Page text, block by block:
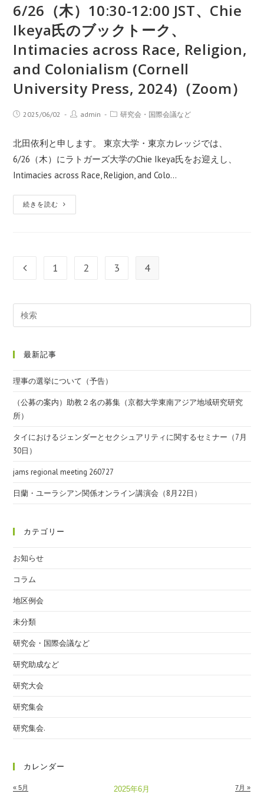
6/26（木）10:30-12:00 JST、Chie
Ikeya氏のブックトーク、
Intimacies across Race, Religion,
and Colonialism (Cornell
University Press, 2024)（Zoom）
2025/06/02 admin 研究会・国際会議など
北田依利と申します。 東京大学・東京カレッジでは、
6/26（木）にラトガーズ大学のChie Ikeya氏をお迎えし、
Intimacies across Race, Religion, and Colo…
続きを読む
1 2 3 4
最新記事
理事の選挙について（予告）
（公募の案内）助教２名の募集（京都大学東南アジア地域研究研究
所）
タイにおけるジェンダーとセクシュアリティに関するセミナー（7月
30日）
jams regional meeting 260727
日蘭・ユーラシアン関係オンライン講演会（8月22日）
カテゴリー
お知らせ
コラム
地区例会
未分類
研究会・国際会議など
研究助成など
研究大会
研究集会
研究集会.
カレンダー
2025年6月
« 5月 7月 »